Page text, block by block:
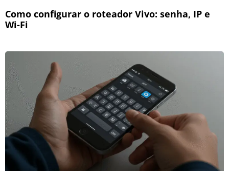
Como configurar o roteador Vivo: senha, IP e
Wi-Fi